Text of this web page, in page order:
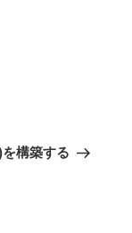
構築する